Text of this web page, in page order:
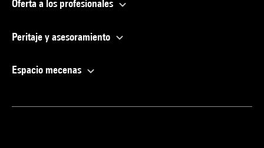
Oferta a los profesionales
Peritaje y asesoramiento
Espacio mecenas